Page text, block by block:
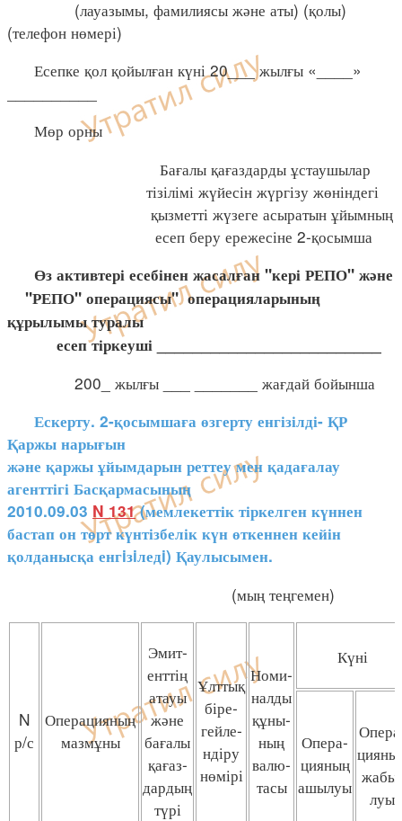
(лауазымы, фамилиясы және аты) (қолы)
(телефон нөмері)
Есепке қол қойылған күні 20___ жылғы «____»
Мөр орны
Бағалы қағаздарды ұстаушылар
тізілімі жүйесін жүргізу жөніндегі
қызметті жүзеге асыратын ұйымның
есеп беру ережесіне 2-қосымша
Өз активтері есебінен жасалған "кері РЕПО" және
"РЕПО" операциясы" операцияларының
құрылымы туралы
есеп тіркеуші _________________________
200_ жылғы ___ _______ жағдай бойынша
Ескерту. 2-қосымшаға өзгерту енгізілді- ҚР
Қаржы нарығын
және қаржы ұйымдарын реттеу мен қадағалау
агенттігі Басқармасының
2010.09.03 N 131(мемлекеттік тіркелген күннен
бастап он төрт күнтізбелік күн өткеннен кейін
қолданысқа енгiзiледi) Қаулысымен.
(мың теңгемен)
N
р/с
Операцияның
мазмұны
Эмит-
енттің
атауы
және
бағалы
қағаз-
дардың
түрі
Ұлттық
біре-
гейле-
ндіру
нөмірі
Номи-
налды
құны-
ның
валю-
тасы
Күні
Опера-
цияның
ашылуы жабы-
луы